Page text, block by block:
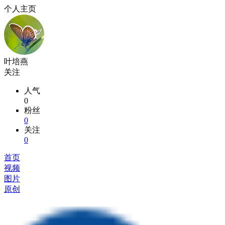
个人主页
叶培燕
关注
人气
0
粉丝
0
关注
0
首页
视频
图片
原创